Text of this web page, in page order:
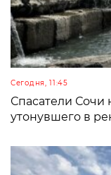
Сегодня, 11:45
Спасатели Сочи
утонувшего в